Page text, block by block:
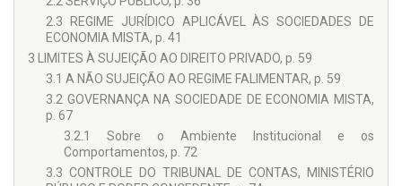
2.3 REGIME JURÍDICO APLICÁVEL ÀS SOCIEDADES DE
ECONOMIA MISTA, p. 41
3 LIMITES À SUJEIÇÃO AO DIREITO PRIVADO, p. 59
3.1 A NÃO SUJEIÇÃO AO REGIME FALIMENTAR, p. 59
3.2 GOVERNANÇA NA SOCIEDADE DE ECONOMIA MISTA,
p. 67
3.2.1 Sobre o Ambiente Institucional e os
Comportamentos, p. 72
3.3 CONTROLE DO TRIBUNAL DE CONTAS, MINISTÉRIO